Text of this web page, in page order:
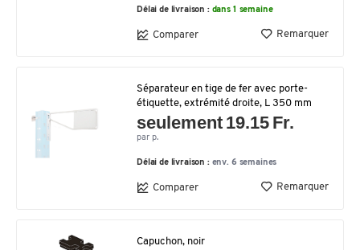
Délai de livraison : dans 1 semaine
Comparer Remarquer
Séparateur en tige de fer avec porte-
étiquette, extrémité droite, L 350 mm
seulement 19.15 Fr.
par p.
Délai de livraison : env. 6 semaines
Comparer Remarquer
Capuchon, noir